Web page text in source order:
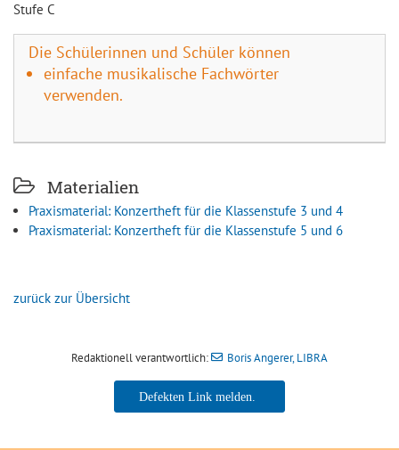
Stufe C
Die Schülerinnen und Schüler können
einfache musikalische Fachwörter
verwenden.
Materialien
Praxismaterial: Konzertheft für die Klassenstufe 3 und 4
Praxismaterial: Konzertheft für die Klassenstufe 5 und 6
zurück zur Übersicht
Redaktionell verantwortlich: Boris Angerer, LIBRA
Boris Angerer, LIBRA